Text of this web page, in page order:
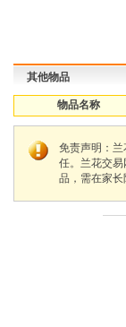
其他物品
物品名称
免责声明：
任。兰花交
品，需在家